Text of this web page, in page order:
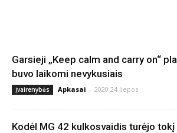
Garsieji „Keep calm and carry on“
buvo laikomi nevykusiais
Įvairenybės Apkasai - 2020 24 liepos
Kodėl MG 42 kulkosvaidis turėjo